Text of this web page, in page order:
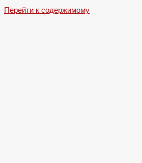
Перейти к содержимому